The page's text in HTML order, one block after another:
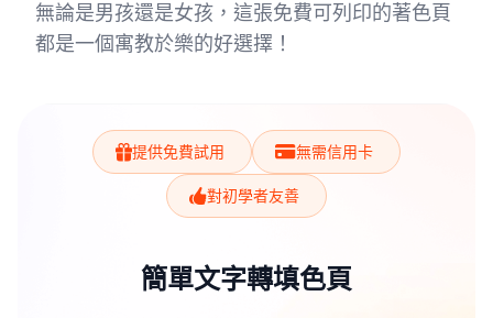
無論是男孩還是女孩，這張免費可列印的著色頁
都是一個寓教於樂的好選擇！
提供免費試用 無需信用卡
對初學者友善
簡單文字轉填色頁